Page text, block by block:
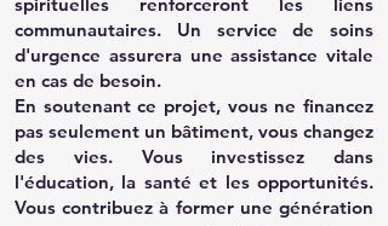
spirituelles renforceront les liens
communautaires. Un service de soins
d'urgence assurera une assistance vitale
en cas de besoin.
En soutenant ce projet, vous ne financez
pas seulement un bâtiment, vous changez
des vies. Vous investissez dans
l'éducation, la santé et les opportunités.
Vous contribuez à former une génération